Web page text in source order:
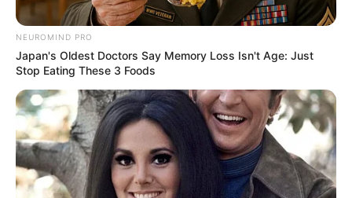
NEUROMIND PRO
Japan's Oldest Doctors Say Memory Loss Isn't Age: Just
Stop Eating These 3 Foods